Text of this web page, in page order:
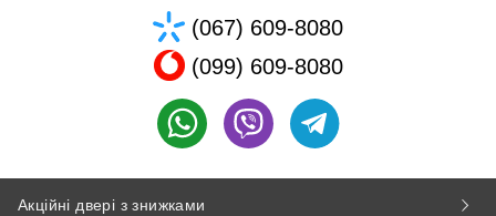
(067) 609-8080
(099) 609-8080
Акційні двері з знижками